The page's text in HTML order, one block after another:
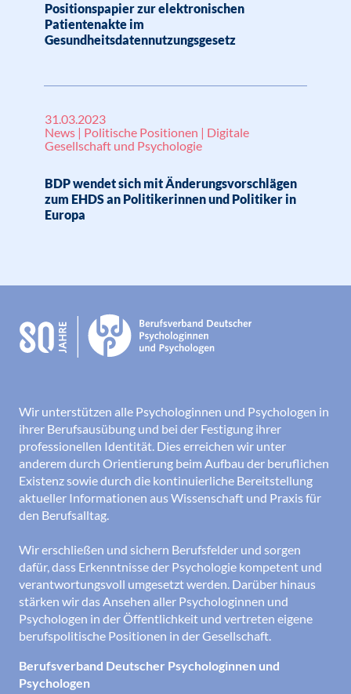
Positionspapier zur elektronischen
Patientenakte im
Gesundheitsdatennutzungsgesetz
31.03.2023
News | Politische Positionen | Digitale
Gesellschaft und Psychologie
BDP wendet sich mit Änderungsvorschlägen
zum EHDS an Politikerinnen und Politiker in
Europa
Wir unterstützen alle Psychologinnen und Psychologen in
ihrer Berufsausübung und bei der Festigung ihrer
professionellen Identität. Dies erreichen wir unter
anderem durch Orientierung beim Aufbau der beruflichen
Existenz sowie durch die kontinuierliche Bereitstellung
aktueller Informationen aus Wissenschaft und Praxis für
den Berufsalltag.
Wir erschließen und sichern Berufsfelder und sorgen
dafür, dass Erkenntnisse der Psychologie kompetent und
verantwortungsvoll umgesetzt werden. Darüber hinaus
stärken wir das Ansehen aller Psychologinnen und
Psychologen in der Öffentlichkeit und vertreten eigene
berufspolitische Positionen in der Gesellschaft.
Berufsverband Deutscher Psychologinnen und
Psychologen